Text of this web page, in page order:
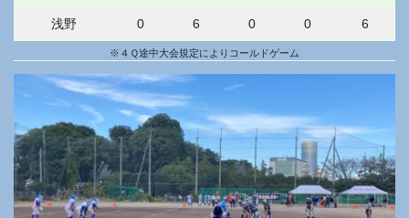
浅野 0 6 0 0 6
※４Ｑ途中大会規定によりコールドゲーム